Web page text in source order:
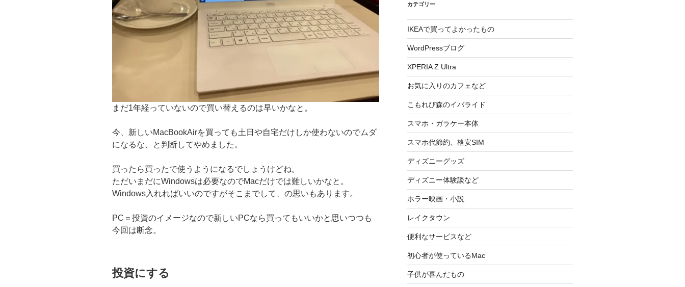
まだ1年経っていないので買い替えるのは早いかなと。
今、新しいMacBookAirを買っても土日や自宅だけしか使わないのでムダ
になるな、と判断してやめました。
買ったら買ったで使うようになるでしょうけどね。
ただいまだにWindowsは必要なのでMacだけでは難しいかなと。
Windows入れればいいのですがそこまでして、の思いもあります。
PC＝投資のイメージなので新しいPCなら買ってもいいかと思いつつも
今回は断念。
投資にする
カテゴリー
IKEAで買ってよかったもの
WordPressブログ
XPERIA Z Ultra
お気に入りのカフェなど
こもれび森のイバライド
スマホ・ガラケー本体
スマホ代節約、格安SIM
ディズニーグッズ
ディズニー体験談など
ホラー映画・小説
レイクタウン
便利なサービスなど
初心者が使っているMac
子供が喜んだもの